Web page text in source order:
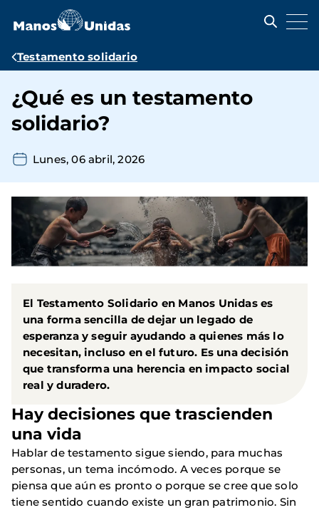
contenido
Ruta
navegación
Testamento solidario
¿Qué es un testamento
solidario?
Lunes, 06 abril, 2026
El Testamento Solidario en Manos Unidases
una forma sencilla de dejar un legado de
esperanza y seguir ayudando a quienes más lo
necesitan, incluso en el futuro. Es una decisión
que transforma una herencia en impacto social
real y duradero.
Hay decisiones que trascienden
una vida
Hablar de testamento sigue siendo, para muchas
personas, un tema incómodo. A veces porque se
piensa que aún es pronto o porque se cree que solo
tiene sentido cuando existe un gran patrimonio. Sin